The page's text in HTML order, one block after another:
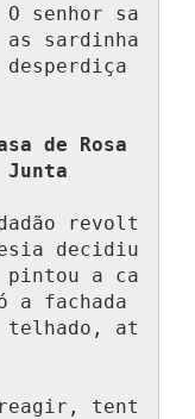
senhor sa
sardinha
de Rosa
Junta
revolt
decidiu
pintou a ca
a fachada
at
reagir, tent